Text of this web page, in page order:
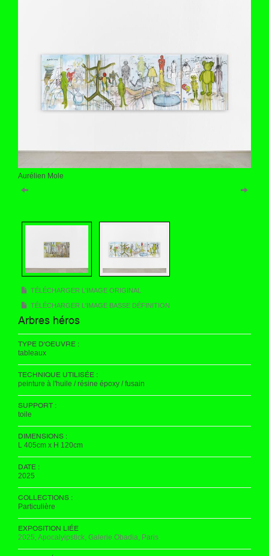
Aurélien Mole
TÉLÉCHARGER L'IMAGE ORIGINAL
TÉLÉCHARGER L'IMAGE BASSE DÉFINITION
Arbres héros
TYPE D'OEUVRE :
tableaux
TECHNIQUE UTILISÉE :
peinture à l'huile / résine époxy / fusain
SUPPORT :
toile
DIMENSIONS :
L 405cm x H 120cm
DATE :
2025
COLLECTIONS :
Particulière
EXPOSITION LIÉE
2025, Apocalyipstick, Galerie Obadia, Paris